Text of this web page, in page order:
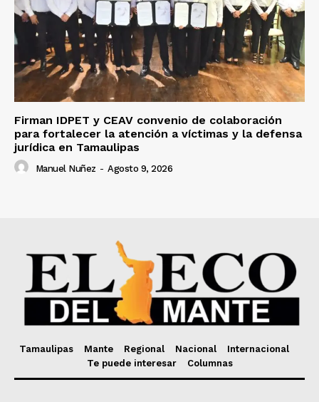
Firman IDPET y CEAV convenio de colaboración
para fortalecer la atención a víctimas y la defensa
jurídica en Tamaulipas
Manuel Nuñez - Agosto 9, 2026
Tamaulipas Mante Regional Nacional
Internacional
Te puede interesar
Columnas